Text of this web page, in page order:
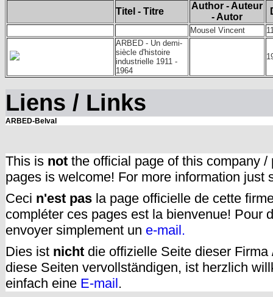
Titel - Titre
Author - Auteur
- Autor
Mousel Vincent
ARBED - Un demi-
siècle d'histoire
industrielle 1911 -
1964
Liens / Links
ARBED-Belval
This is not the official page of this company
pages is welcome! For more information just
Ceci n'est pas la page officielle de cette
compléter ces pages est la bienvenue! Pour
envoyer simplement un e-mail.
Dies ist nicht die offizielle Seite dieser
diese Seiten vervollständigen, ist herzlich
einfach eine E-mail.